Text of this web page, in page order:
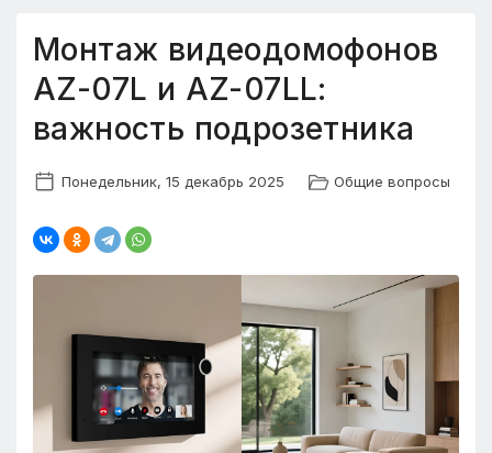
Монтаж видеодомофонов
AZ-07L и AZ-07LL:
важность подрозетника
Понедельник, 15 декабрь 2025 Общие вопросы